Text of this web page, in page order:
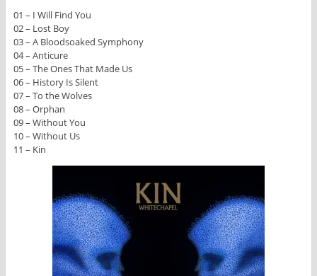
01 – I Will Find You
02 – Lost Boy
03 – A Bloodsoaked Symphony
04 – Anticure
05 – The Ones That Made Us
06 – History Is Silent
07 – To the Wolves
08 – Orphan
09 – Without You
10 – Without Us
11 – Kin